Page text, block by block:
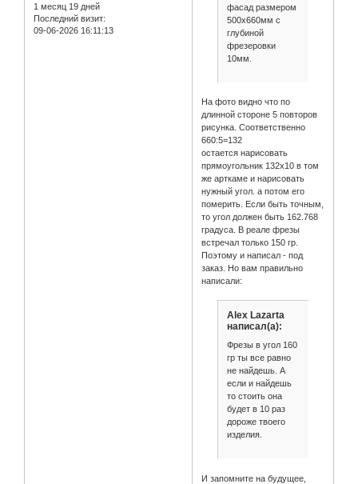
1 месяц 19 дней
Последний визит:
09-06-2026 16:11:13
фасад размером
500х660мм с
глубиной
фрезеровки
10мм.
На фото видно что по
длинной стороне 5 повторов
рисунка. Соответственно
660:5=132
остается нарисовать
прямоугольник 132х10 в том
же арткаме и нарисовать
нужный угол. а потом его
померить. Если быть точным,
то угол должен быть 162.768
градуса. В реале фрезы
встречал только 150 гр.
Поэтому и написал - под
заказ. Но вам правильно
написали:
Alex Lazarta
написал(а):
Фрезы в угол 160
гр ты все равно
не найдешь. А
если и найдешь
то стоить она
будет в 10 раз
дороже твоего
изделия.
И запомните на будущее,